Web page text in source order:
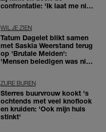
confrontatie: 'Ik laat me niet
WIL JE ZIEN
Tatum Dagelet blikt samen
met Saskia Weerstand terug
op 'Brutale Meiden':
'Mensen beledigen was niet
ZURE BUREN
Sterres buurvrouw kookt 's
ochtends met veel knoflook
en kruiden: 'Ook mijn huis
stinkt'